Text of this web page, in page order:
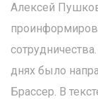
Алексей
днях было
Брассер. В